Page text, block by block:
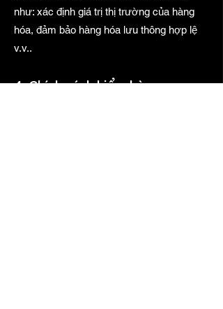
như: xác định giá trị thị trường của hàng
hóa, đảm bảo hàng hóa lưu thông hợp lệ
v.v..
4. Chính sách kiểm hàng: